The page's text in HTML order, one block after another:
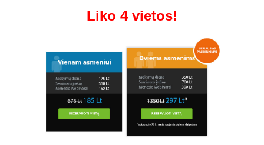
Liko 4 vietos!